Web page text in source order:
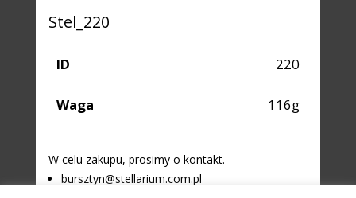
Stel_220
ID 220
Waga 116g
W celu zakupu, prosimy o kontakt.
bursztyn@stellarium.com.pl